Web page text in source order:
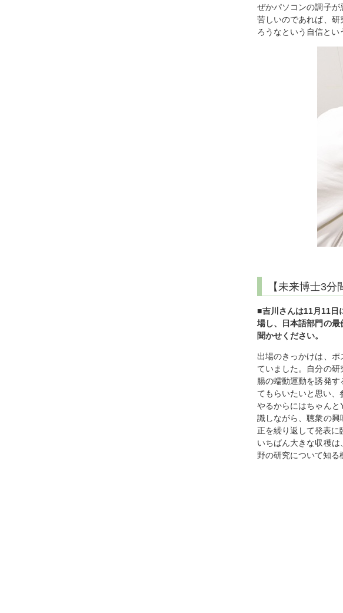
ぜかパソコンの調子
苦しいのであれば、
ろうなという自信とい
【未来博士3
■吉川さんは11月11日
場し、日本語部門の
聞かせください。
出場のきっかけは、
ていました。自分の
腸の蠕動運動を誘発
てもらいたいと思い、
やるからにはちゃん
識しながら、聴衆の
正を繰り返して発表に
いちばん大きな収穫
野の研究について知る